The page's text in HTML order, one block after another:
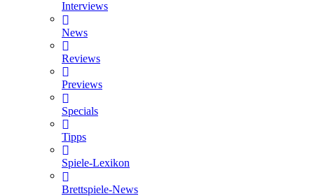
Interviews
News
Reviews
Previews
Specials
Tipps
Spiele-Lexikon
Brettspiele-News